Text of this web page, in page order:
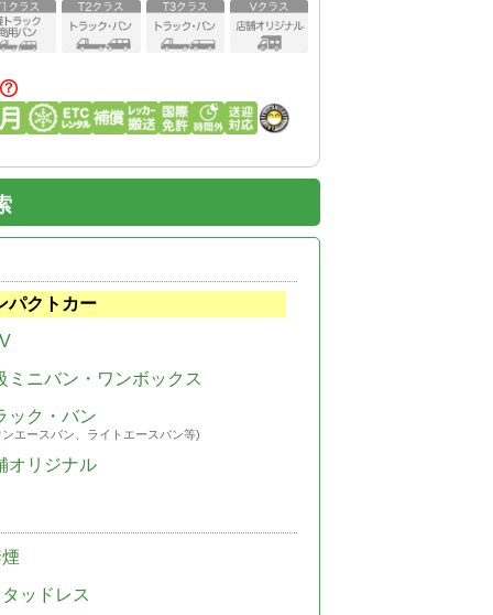
パクトカー
ミニバン・ワンボックス
ック・バン
エースバン、ライトエースバン等)
オリジナル
ッドレス